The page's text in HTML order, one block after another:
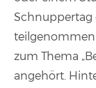
Schnuppertag
zum Thema
angehört.